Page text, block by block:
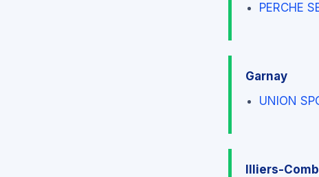
PERCHE
Garnay
UNION
Illiers-